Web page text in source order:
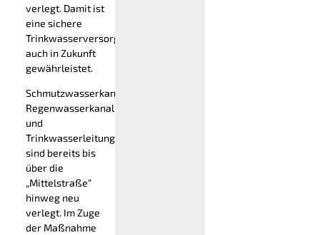
verlegt. Damit ist
eine sichere
Trinkwasserversorgung
auch in Zukunft
gewährleistet.
Schmutzwasserkanal,
Regenwasserkanal
und
Trinkwasserleitung
sind bereits bis
über die
„Mittelstraße“
hinweg neu
verlegt. Im Zuge
der Maßnahme